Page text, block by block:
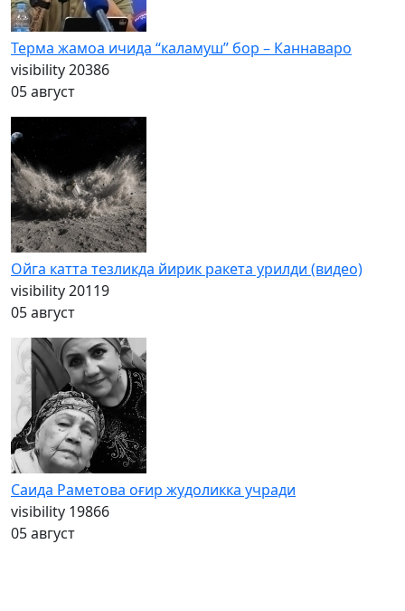
Терма жамоа ичида “каламуш” бор – Каннаваро
visibility20386
05 август
Ойга катта тезликда йирик ракета урилди (видео)
visibility20119
05 август
Саида Раметова оғир жудоликка учради
visibility 19866
05 август